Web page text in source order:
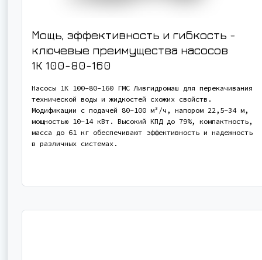
Мощь, эффективность и гибкость -
ключевые преимущества насосов
1К 100-80-160
Насосы 1К 100-80-160 ГМС Ливгидромаш для перекачивания
технической воды и жидкостей схожих свойств.
Модификации с подачей 80-100 м³/ч, напором 22,5-34 м,
мощностью 10-14 кВт. Высокий КПД до 79%, компактность,
масса до 61 кг обеспечивают эффективность и надежность
в различных системах.